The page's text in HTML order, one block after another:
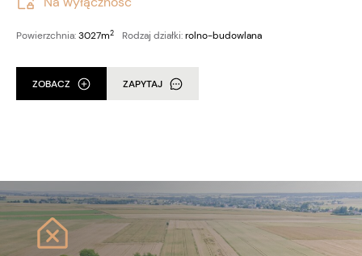
Powierzchnia:3027m2 Rodzaj działki:rolno-budowlana
ZOBACZ ZAPYTAJ